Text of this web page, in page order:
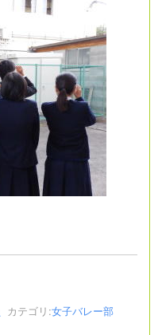
カテゴリ:女子バレー部